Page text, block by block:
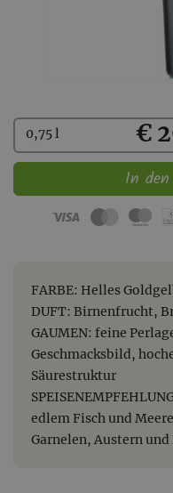
Kaufen
0,75 l €
In den
FARBE: Helles
DUFT: Birnenfrucht,
GAUMEN: feine
Geschmacksbild,
Säurestruktur
edlem Fisch und
Garnelen, Austern und